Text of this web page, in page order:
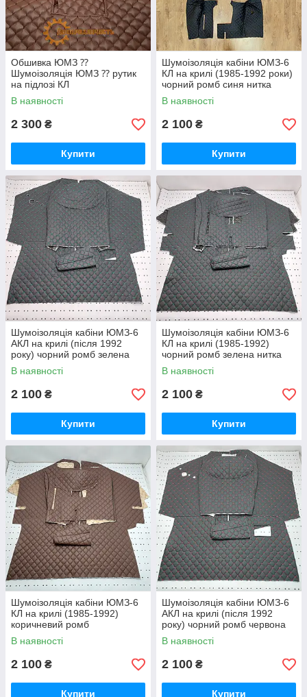
Обшивка ЮМЗ ⁇
Шумоізоляція ЮМЗ ⁇ рутик
на підлозі КЛ
В наявності
2 300 ₴
Купити
Шумоізоляція кабіни ЮМЗ-6
КЛ на крилі (1985-1992 роки)
чорний ромб синя нитка
В наявності
2 100 ₴
Купити
Шумоізоляція кабіни ЮМЗ-6
АКЛ на крилі (після 1992
року) чорний ромб зелена
нитка
В наявності
2 100 ₴
Купити
Шумоізоляція кабіни ЮМЗ-6
КЛ на крилі (1985-1992)
чорний ромб зелена нитка
В наявності
2 100 ₴
Купити
Шумоізоляція кабіни ЮМЗ-6
КЛ на крилі (1985-1992)
коричневий ромб
В наявності
2 100 ₴
Купити
Шумоізоляція кабіни ЮМЗ-6
АКЛ на крилі (після 1992
року) чорний ромб червона
нитка
В наявності
2 100 ₴
Купити